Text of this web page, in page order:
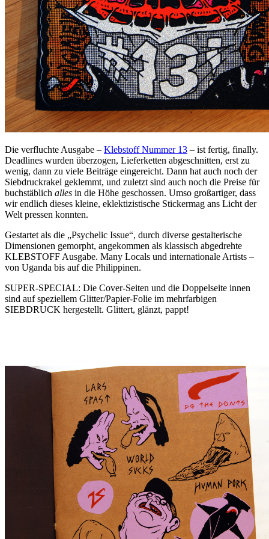
Die verfluchte Ausgabe – Klebstoff Nummer 13 – ist fertig, finally.
Deadlines wurden überzogen, Lieferketten abgeschnitten, erst zu
wenig, dann zu viele Beiträge eingereicht. Dann hat auch noch der
Siebdruckrakel geklemmt, und zuletzt sind auch noch die Preise für
buchstäblich alles in die Höhe geschossen. Umso großartiger, dass
wir endlich dieses kleine, eklektizistische Stickermag ans Licht der
Welt pressen konnten.
Gestartet als die „Psychelic Issue“, durch diverse gestalterische
Dimensionen gemorpht, angekommen als klassisch abgedrehte
KLEBSTOFF Ausgabe. Many Locals und internationale Artists –
von Uganda bis auf die Philippinen.
SUPER-SPECIAL: Die Cover-Seiten und die Doppelseite innen
sind auf speziellem Glitter/Papier-Folie im mehrfarbigen
SIEBDRUCK hergestellt. Glittert, glänzt, pappt!